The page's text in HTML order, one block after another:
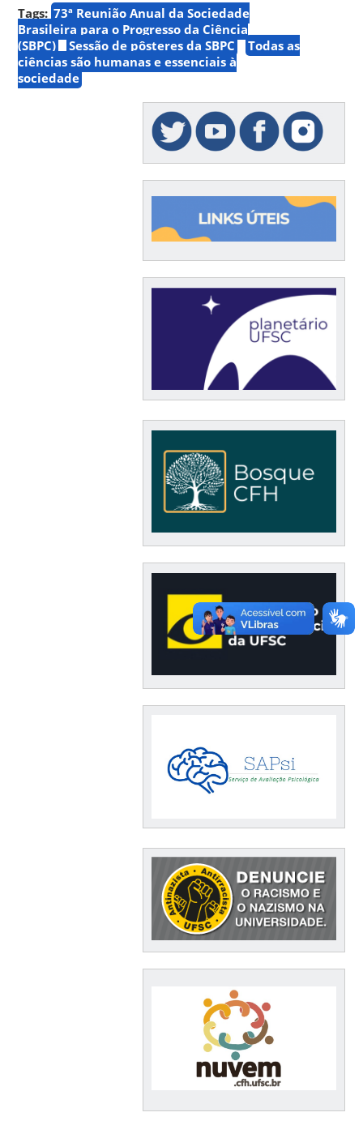
Tags: 73ª Reunião Anual da Sociedade
Brasileira para o Progresso da Ciência
(SBPC)
Sessão de pôsteres da SBPC
Todas as
ciências são humanas e essenciais à
sociedade